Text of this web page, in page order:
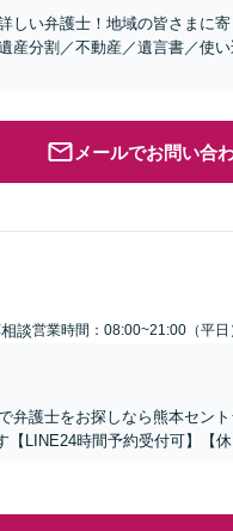
しい弁護士！地域の皆さまに
産分割／不動産／遺言書／使
メールでお問い合
談営業時間：08:00~21:00（平日
弁護士をお探しなら熊本セン
LINE24時間予約受付可】【休